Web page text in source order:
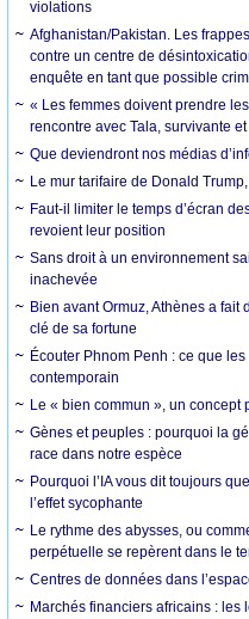
violations
Afghanistan/Pakistan. Les
contre un centre de
enquête en tant que possible
« Les femmes doivent prendre
rencontre avec Tala, survivante
Que deviendront nos médias
Le mur tarifaire de Donald
Faut-il limiter le temps d’écran
revoient leur position
Sans droit à un environnement
inachevée
Bien avant Ormuz, Athènes a fait
clé de sa fortune
Écouter Phnom Penh : ce que
contemporain
Le « bien commun », un concept
Gènes et peuples : pourquoi la
race dans notre espèce
Pourquoi l’IA vous dit toujours
l’effet sycophante
Le rythme des abysses, ou
perpétuelle se repèrent dans le
Centres de données dans
Marchés financiers africains :